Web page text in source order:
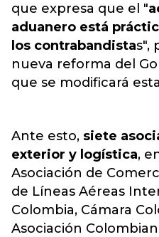
que expresa que el "
aduanero está
los contrabandistas",
nueva reforma del
que se modificará
Ante esto, siete
exterior y logística,
Asociación de
de Líneas Aéreas
Colombia, Cámara
Asociación